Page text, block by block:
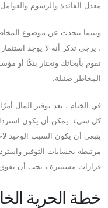
معدل الفائدة والرسوم والعوامل
وبينما نتحدث عن موضوع
، يرجى تذكر أنه لا يوجد
تقوم بأبحاثك وتختار بنكًا أو
المخاطر ضئيلة.
في الختام ، يعد توفير المال
كل شيء. يمكن أن يكون استرداد
ينبغي أن يكون السبب الوحيد
مرتبطة بحسابات التوفير
قرارات مستنيرة ، يجب أن تفوق
خطة الحرية